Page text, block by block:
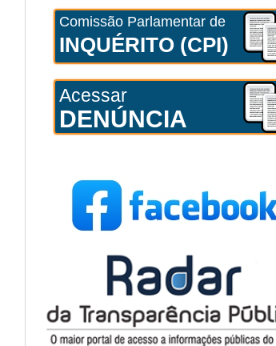
Comissão Parlamentar de
INQUÉRITO (CPI)
Acessar
DENÚNCIA